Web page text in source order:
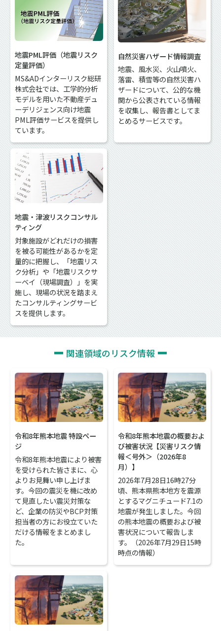
地震PML評価（地震リスク
定量評価）
MS&ADインターリスク総研
株式会社では、工学的分析
モデルを用いた不動産デュ
ーデリジェンス向け地震
PML評価サービスを提供し
ています。
自然災害ハザード情報調査
地震、風水災、火山噴火、
落雷、積雪等の自然災害ハ
ザードについて、公的な機
関から公表されている情報
を収集し、報告書としてま
とめるサービスです。
地震・津波リスクコンサル
ティング
対象施設がどれだけの損害
を被る可能性があるかを定
量的に把握し、「地震リス
ク分析」や「地震リスクサ
ーベイ（現場調査）」を実
施し、現場の状況を踏まえ
たコンサルティングサービ
スを提供します。
関連領域のリスク情報
令和8年熊本地震 特設ペー
ジ
令和8年熊本地震により被害
を受けられた皆さまに、心
よりお見舞い申し上げま
す。今回の震災を機に改め
て見直したい震災対策な
ど、企業の防災やBCP対策
担当者の方にお役立ていた
だける情報をまとめまし
た。
令和8年熊本地震の概要およ
び被害状況【災害リスク情
報＜号外＞（2026年8
月）】
2026年7月28日16時27分
頃、熊本県熊本地方を震源
とするマグニチュード7.1の
地震が発生しました。今回
の熊本地震の概要および被
害状況について報告しま
す。（2026年7月29日15時
時点の情報）